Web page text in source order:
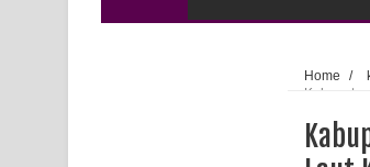
BRI Region 18 Jayapura
Home /